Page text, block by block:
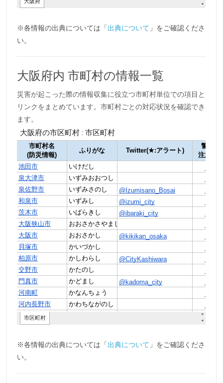
※各情報の出典については「出典について 」をご確認くださ
い。
大阪府内 市町村の情報一覧
災害が起こった際の情報収集に役立つ市町村単位での項目と
リンクをまとめています。市町村ごとの対応状況を確認でき
ます。
※各情報の出典については「出典について 」をご確認くださ
い。